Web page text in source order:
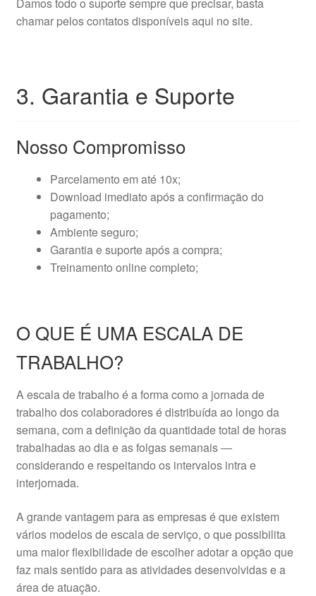
Damos todo o suporte sempre que precisar, basta
chamar pelos contatos disponíveis aqui no site.
3. Garantia e Suporte
Nosso Compromisso
Parcelamento em até 10x;
Download imediato após a confirmação do
pagamento;
Ambiente seguro;
Garantia e suporte após a compra;
Treinamento online completo;
O QUE É UMA ESCALA DE
TRABALHO?
A escala de trabalho é a forma como a jornada de
trabalho dos colaboradores é distribuída ao longo da
semana, com a definição da quantidade total de horas
trabalhadas ao dia e as folgas semanais ―
considerando e respeitando os intervalos intra e
interjornada.
A grande vantagem para as empresas é que existem
vários modelos de escala de serviço, o que possibilita
uma maior flexibilidade de escolher adotar a opção que
faz mais sentido para as atividades desenvolvidas e a
área de atuação.